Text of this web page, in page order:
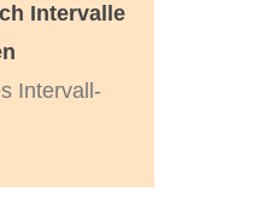
Intervalle